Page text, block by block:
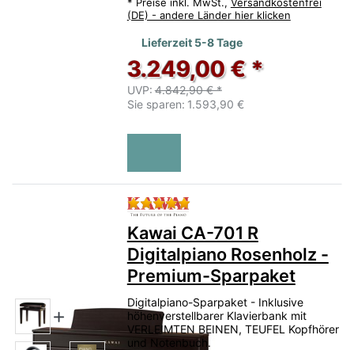
* Preise inkl. MwSt., Versandkostenfrei
(DE) - andere Länder hier klicken
Lieferzeit 5-8 Tage
3.249,00 € *
UVP: 4.842,90 € *
Sie sparen: 1.593,90 €
Bewertung: 5 von 5
Kawai CA-701 R
Digitalpiano Rosenholz -
Premium-Sparpaket
Digitalpiano-Sparpaket - Inklusive
höhenverstellbarer Klavierbank mit
VERLEIMTEN BEINEN, TEUFEL Kopfhörer
und Notenbuch.